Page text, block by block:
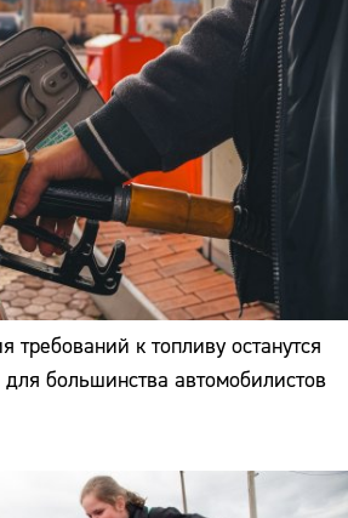
требований к топливу останутся
большинства автомобилистов